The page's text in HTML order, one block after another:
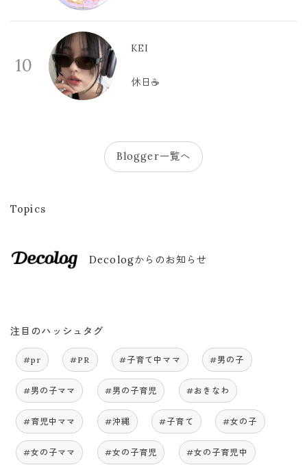
10
KEI
休日☕️
Blogger一覧へ
Topics
Decologからのお知らせ
注目のハッシュタグ
#pr #PR #子育て中ママ #男の子
#男の子ママ #男の子育児 #おきなわ
#育児中ママ #沖縄 #子育て #女の子
#女の子ママ #女の子育児 #女の子育児中